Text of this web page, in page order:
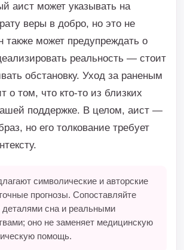
аист может указывать на
веры в добро, но это не
также может предупреждать о
реальность — стоит
обстановку. Уход за раненым
о том, что кто-то из близких
поддержке. В целом, аист —
но его толкование требует
символические и авторские
прогнозы. Сопоставляйте
деталями сна и реальными
оно не заменяет медицинскую
помощь.